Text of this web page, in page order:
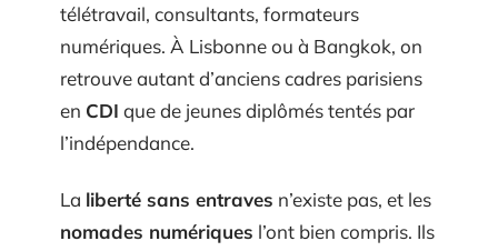
télétravail, consultants, formateurs
numériques. À Lisbonne ou à Bangkok, on
retrouve autant d’anciens cadres parisiens
en CDI que de jeunes diplômés tentés par
l’indépendance.
La liberté sans entraves n’existe pas, et les
nomades numériques l’ont bien compris. Ils